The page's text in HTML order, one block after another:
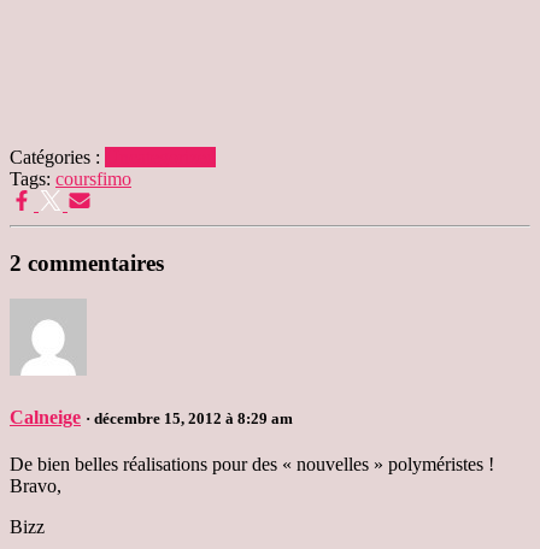
Catégories :
Tags: coursfimo
2 commentaires
Calneige · décembre 15, 2012 à 8:29 am
De bien belles réalisations pour des « nouvelles » polyméristes !
Bravo,
Bizz